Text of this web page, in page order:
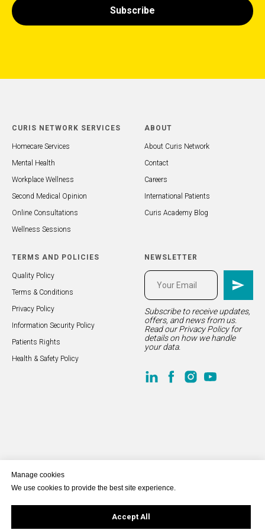
Subscribe
CURIS NETWORK SERVICES
Homecare Services
Mental Health
Workplace Wellness
Second Medical Opinion
Online Consultations
Wellness Sessions
ABOUT
About Curis Network
Contact
Careers
International Patients
Curis Academy Blog
TERMS AND POLICIES
Quality Policy
Terms & Conditions
Privacy Policy
Information Security Policy
Patients Rights
Health & Safety Policy
NEWSLETTER
Subscribe to receive updates,
offers, and news from us.
Read ourPrivacy Policyfor
details on how we handle
your data.
Manage cookies
We use cookies to provide the best site experience.
Accept All